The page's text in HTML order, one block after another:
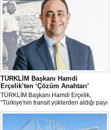
TÜRKLİM Başkanı Hamdi
Erçelik’ten ‘Çözüm Anahtarı’
TÜRKLİM Başkanı Hamdi Erçelik,
"Türkiye'nin transit yüklerden aldığı payı
artırmak için kamu-özel sektör
eşgüdümünü güçlendirmeli; liman,
demiryolu, kara yolu ve dijital altyapı